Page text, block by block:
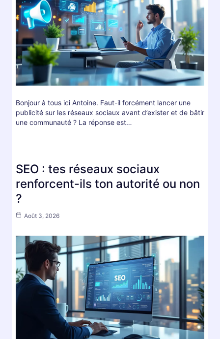
Bonjour à tous ici Antoine. Faut-il forcément lancer une
publicité sur les réseaux sociaux avant d’exister et de bâtir
une communauté ? La réponse est…
SEO : tes réseaux sociaux
renforcent-ils ton autorité ou non
?
Août 3, 2026